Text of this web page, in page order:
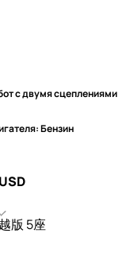
с двумя сцеплениями
Бензин
USD